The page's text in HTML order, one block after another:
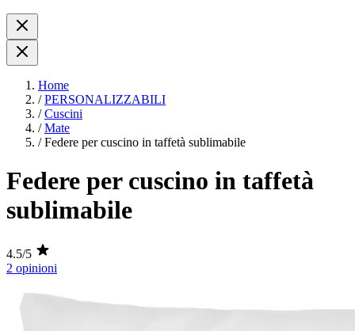
Home
/ PERSONALIZZABILI
/ Cuscini
/ Mate
/ Federe per cuscino in taffetà sublimabile
Federe per cuscino in taffetà
sublimabile
4.5/5
2 opinioni